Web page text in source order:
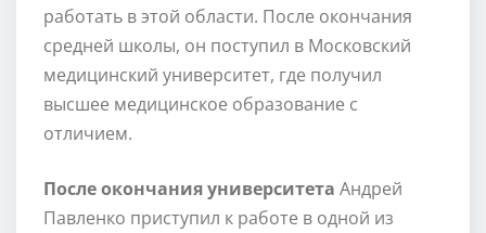
работать в этой области. После окончания
средней школы, он поступил в Московский
медицинский университет, где получил
высшее медицинское образование с
отличием.
После окончания университета Андрей
Павленко приступил к работе в одной из